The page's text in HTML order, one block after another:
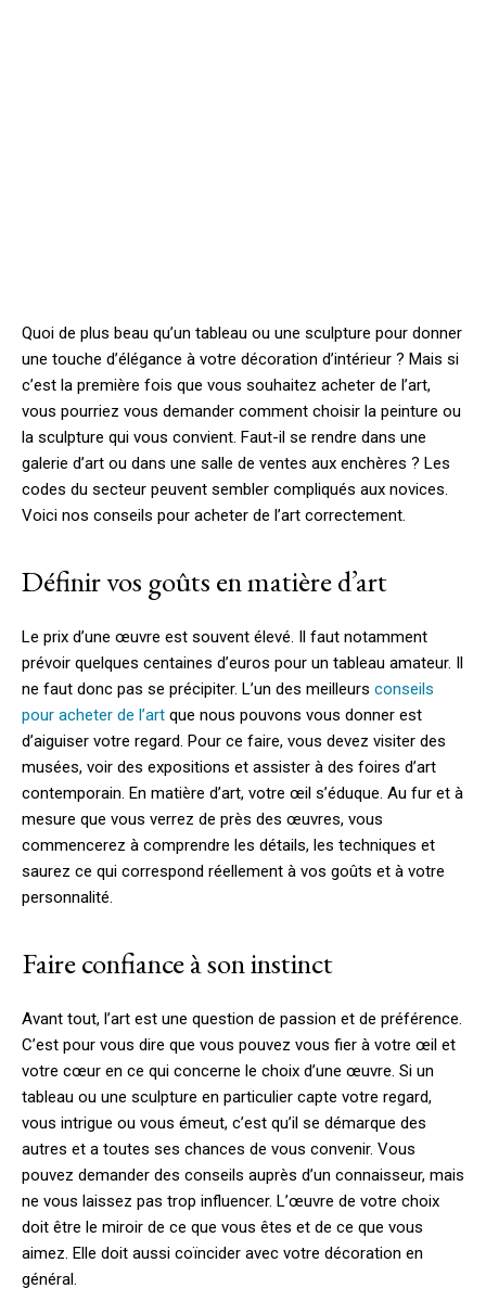
Quoi de plus beau qu’un tableau ou une sculpture pour donner
une touche d’élégance à votre décoration d’intérieur ? Mais si
c’est la première fois que vous souhaitez acheter de l’art,
vous pourriez vous demander comment choisir la peinture ou
la sculpture qui vous convient. Faut-il se rendre dans une
galerie d’art ou dans une salle de ventes aux enchères ? Les
codes du secteur peuvent sembler compliqués aux novices.
Voici nos conseils pour acheter de l’art correctement.
Définir vos goûts en matière d’art
Le prix d’une œuvre est souvent élevé. Il faut notamment
prévoir quelques centaines d’euros pour un tableau amateur. Il
ne faut donc pas se précipiter. L’un des meilleurs conseils
pour acheter de l’art que nous pouvons vous donner est
d’aiguiser votre regard. Pour ce faire, vous devez visiter des
musées, voir des expositions et assister à des foires d’art
contemporain. En matière d’art, votre œil s’éduque. Au fur et à
mesure que vous verrez de près des œuvres, vous
commencerez à comprendre les détails, les techniques et
saurez ce qui correspond réellement à vos goûts et à votre
personnalité.
Faire confiance à son instinct
Avant tout, l’art est une question de passion et de préférence.
C’est pour vous dire que vous pouvez vous fier à votre œil et
votre cœur en ce qui concerne le choix d’une œuvre. Si un
tableau ou une sculpture en particulier capte votre regard,
vous intrigue ou vous émeut, c’est qu’il se démarque des
autres et a toutes ses chances de vous convenir. Vous
pouvez demander des conseils auprès d’un connaisseur, mais
ne vous laissez pas trop influencer. L’œuvre de votre choix
doit être le miroir de ce que vous êtes et de ce que vous
aimez. Elle doit aussi coïncider avec votre décoration en
général.